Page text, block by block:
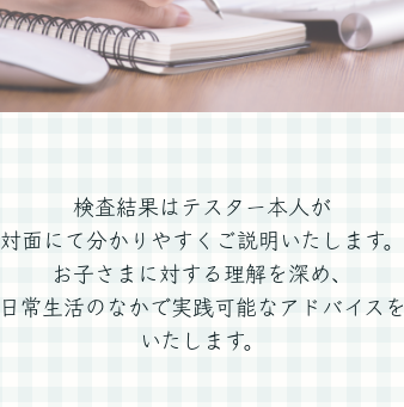
検査結果はテスター本人が
対面にて分かりやすくご説明いたします。
お子さまに対する理解を深め、
日常生活のなかで実践可能なアドバイスを
いたします。